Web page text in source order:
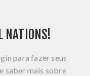
NATIONS!
para fazer seus
saber mais sobre